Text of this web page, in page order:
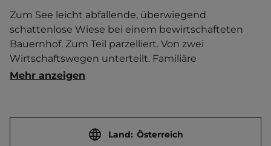
Zum See leicht abfallende, überwiegend
schattenlose Wiese bei einem bewirtschafteten
Bauernhof. Zum Teil parzelliert. Von zwei
Wirtschaftswegen unterteilt. Familiäre
Atmosphäre. Kleiner Streichelzoo. Jugendraum.
Mehr anzeigen
Land: Österreich